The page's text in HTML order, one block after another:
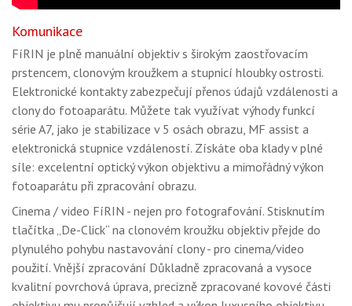
Komunikace
FíRIN je plně manuální objektiv s širokým zaostřovacím
prstencem, clonovým kroužkem a stupnicí hloubky ostrosti.
Elektronické kontakty zabezpečují přenos údajů vzdálenosti a
clony do fotoaparátu. Můžete tak využívat výhody funkcí
série A7, jako je stabilizace v 5 osách obrazu, MF assist a
elektronická stupnice vzdáleností. Získáte oba klady v plné
síle: excelentní optický výkon objektivu a mimořádný výkon
fotoaparátu při zpracování obrazu.
Cinema / video FíRIN - nejen pro fotografování. Stisknutím
tlačítka „De-Click“ na clonovém kroužku objektiv přejde do
plynulého pohybu nastavování clony - pro cinema/video
použití. Vnější zpracování Důkladně zpracovaná a vysoce
kvalitní povrchová úprava, precizně zpracované kovové části